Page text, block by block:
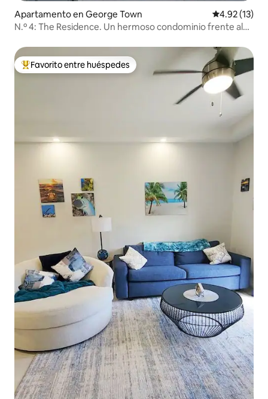
Apartamento en George Town Calificación
4.92 (13)
N.º 4: The Residence. Un hermoso condominio frente al
Favorito entre huéspedes preferido
Favorito entre huéspedes